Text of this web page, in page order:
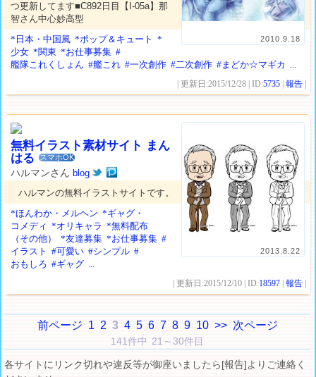
2010.9.18
つ更新してます■C892日目【I-05a】那
智さん中心妙高型
*日本・中国風 *ポップ＆キュート
*
少女 *関東 *お仕事募集 #
艦隊これくしょん #艦これ #一次創作 #二次創作 #まどか☆マギカ ...
| 更新日:2015/12/28 | ID:5735 |報告
2013.8.22
無料イラスト素材サイト まん
はる
スマホOK
ハルマンさんblog
ハルマンの無料イラストサイトです。
*ほんわか・メルヘン *ギャグ・
コメディ *オリキャラ *無料配布
（その他）
*友達募集 *お仕事募集 #
イラスト
#可愛い #シンプル #
おもしろ #ギャグ ...
| 更新日:2015/12/10 | ID:18597 |報告
前ページ 1 2 3 4 5 6 7 8 9 10 >> 次ページ
141件中 21～30件目
各サイトにリンク切れや違反等が御座いましたら[報告]よりご連絡く